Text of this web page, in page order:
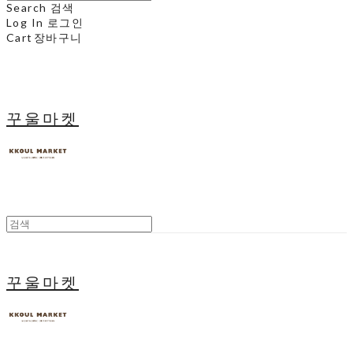
Search 검색
Log In 로그인
Cart 장바구니
꾸울마켓
꾸울마켓